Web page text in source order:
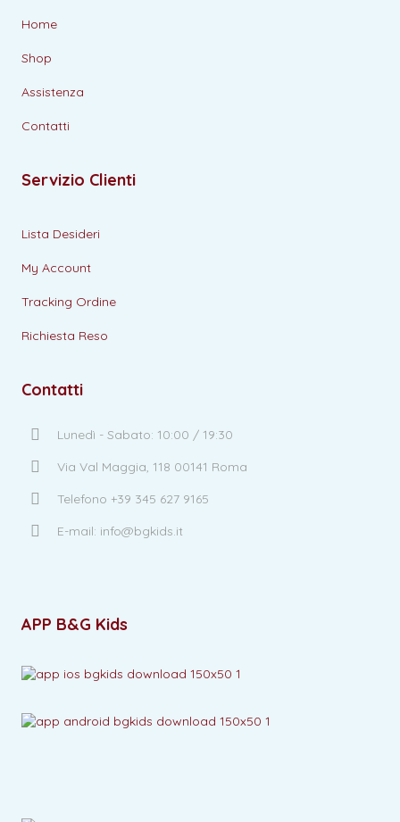
Home
Shop
Assistenza
Contatti
Servizio Clienti
Lista Desideri
My Account
Tracking Ordine
Richiesta Reso
Contatti
Lunedì - Sabato: 10:00 / 19:30
Via Val Maggia, 118 00141 Roma
Telefono +39 345 627 9165
E-mail: info@bgkids.it
APP B&G Kids